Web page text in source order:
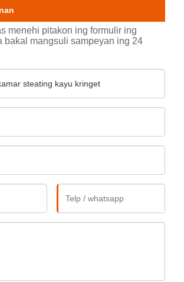
menehi pitakon ing formulir ing
bakal mangsuli sampeyan ing 24